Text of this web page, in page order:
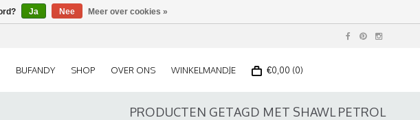
BUFANDY SHOP OVER ONS WINKELMANDJE €0,00 (0)
PRODUCTEN GETAGD MET SHAWL PETROL
Ja Nee Meer over cookies »